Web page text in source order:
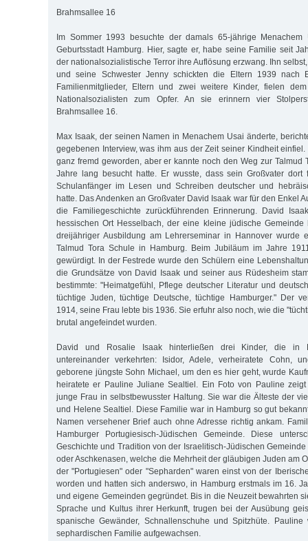
Brahmsallee 16
Im Sommer 1993 besuchte der damals 65-jährige
Geburtsstadt Hamburg. Hier, sagte er, habe seine Familie seit
der nationalsozialistische Terror ihre Auflösung erzwang. Ihn
und seine Schwester Jenny schickten die Eltern 1939 nach
Familienmitglieder, Eltern und zwei weitere Kinder, fielen
Nationalsozialisten zum Opfer. An sie erinnern vier
Brahmsallee 16.
Max Isaak, der seinen Namen in Menachem Usai änderte,
gegebenen Interview, was ihm aus der Zeit seiner Kindheit
ganz fremd geworden, aber er kannte noch den Weg zur Talmud
Jahre lang besucht hatte. Er wusste, dass sein Großvater
Schulanfänger im Lesen und Schreiben deutscher und
hatte. Das Andenken an Großvater David Isaak war für den Enkel
die Familiegeschichte zurückführenden Erinnerung. David
hessischen Ort Hesselbach, der eine kleine jüdische Gemeinde
dreijähriger Ausbildung am Lehrerseminar in Hannover wurde
Talmud Tora Schule in Hamburg. Beim Jubiläum im Jahre
gewürdigt. In der Festrede wurde den Schülern eine
die Grundsätze von David Isaak und seiner aus Rüdesheim
bestimmte: "Heimatgefühl, Pflege deutscher Literatur und
tüchtige Juden, tüchtige Deutsche, tüchtige Hamburger." Der
1914, seine Frau lebte bis 1936. Sie erfuhr also noch, wie die
brutal angefeindet wurden.
David und Rosalie Isaak hinterließen drei Kinder, die in
untereinander verkehrten: Isidor, Adele, verheiratete Cohn,
geborene jüngste Sohn Michael, um den es hier geht, wurde
heiratete er Pauline Juliane Sealtiel. Ein Foto von Pauline
junge Frau in selbstbewusster Haltung. Sie war die Älteste der
und Helene Sealtiel. Diese Familie war in Hamburg so gut
Namen versehener Brief auch ohne Adresse richtig ankam.
Hamburger Portugiesisch-Jüdischen Gemeinde. Diese
Geschichte und Tradition von der Israelitisch-Jüdischen
oder Aschkenasen, welche die Mehrheit der gläubigen Juden am
der "Portugiesen" oder "Sepharden" waren einst von der
worden und hatten sich anderswo, in Hamburg erstmals im 16.
und eigene Gemeinden gegründet. Bis in die Neuzeit bewahrten
Sprache und Kultus ihrer Herkunft, trugen bei der Ausübung
spanische Gewänder, Schnallenschuhe und Spitzhüte.
sephardischen Familie aufgewachsen.